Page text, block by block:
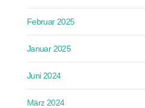
Februar 2025
Januar 2025
Juni 2024
März 2024